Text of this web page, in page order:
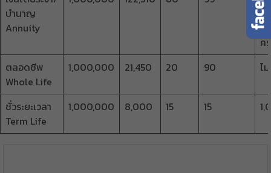
บำนาญ
Annuity
ร
เ
ค
ตลอดชีพ
Whole Life
1,000,000 21,450 20 90 ไ
ชั่วระยะเวลา
Term Life
1,000,000 8,000 15 15